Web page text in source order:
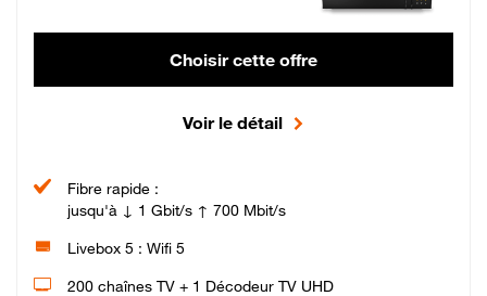
Choisir cette offre
Voir le détail
Fibre rapide :
jusqu'à ↓ 1 Gbit/s ↑ 700 Mbit/s
Livebox 5 : Wifi 5
200 chaînes TV + 1 Décodeur TV UHD